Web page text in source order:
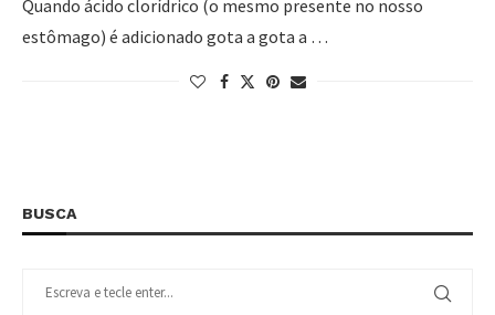
Quando ácido clorídrico (o mesmo presente no nosso
estômago) é adicionado gota a gota a …
BUSCA